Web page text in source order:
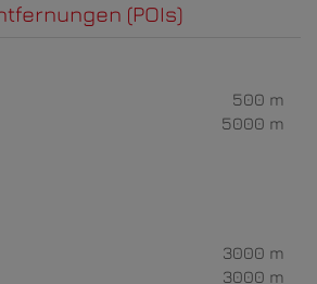
(POIs)
500 m
5000 m
3000 m
3000 m